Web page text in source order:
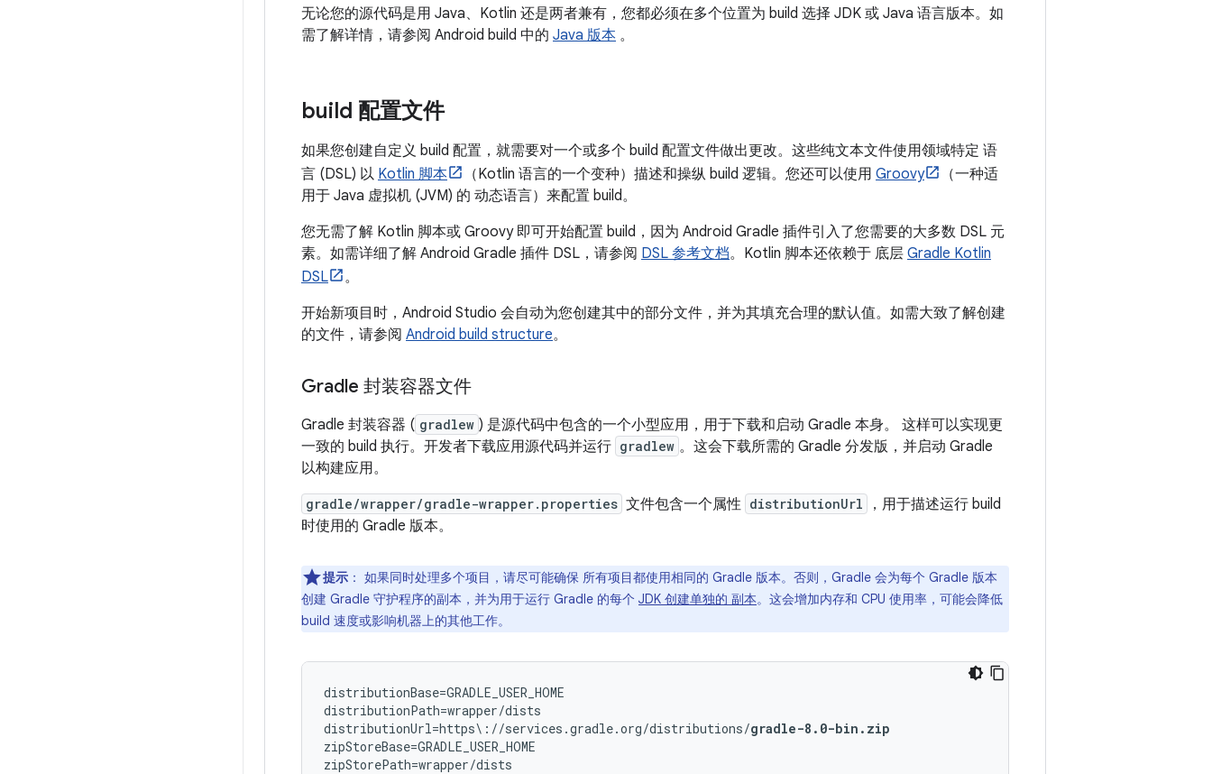
无论您的源代码是用 Java、Kotlin 还是两者兼有，您都必须在多个位置为 build 选择 JDK 或 Java 语言版本。如
需了解详情，请参阅 Android build 中的 Java 版本 。
build 配置文件
如果您创建自定义 build 配置，就需要对一个或多个 build 配置文件做出更改。这些纯文本文件使用领域特定 语
言 (DSL) 以 Kotlin 脚本 （Kotlin 语言的一个变种）描述和操纵 build 逻辑。您还可以使用 Groovy
（一种适
用于 Java 虚拟机 (JVM) 的 动态语言）来配置 build。
您无需了解 Kotlin 脚本或 Groovy 即可开始配置 build，因为 Android Gradle 插件引入了您需要的大多数 DSL 元
素。如需详细了解 Android Gradle 插件 DSL，请参阅 DSL 参考文档。Kotlin 脚本还依赖于 底层 Gradle Kotlin
DSL
。
开始新项目时，Android Studio 会自动为您创建其中的部分文件，并为其填充合理的默认值。如需大致了解创建
的文件，请参阅 Android build structure。
Gradle 封装容器文件
Gradle 封装容器 ( gradlew ) 是源代码中包含的一个小型应用，用于下载和启动 Gradle 本身。 这样可以实现更
一致的 build 执行。开发者下载应用源代码并运行 gradlew 。这会下载所需的 Gradle 分发版，并启动 Gradle
以构建应用。
gradle/wrapper/gradle-wrapper.properties 文件包含一个属性 distributionUrl
，用于描述运行 build
时使用的 Gradle 版本。
提示 ： 如果同时处理多个项目，请尽可能确保 所有项目都使用相同的 Gradle 版本。否则，Gradle 会为每个 Gradle 版本
创建 Gradle 守护程序的副本，并为用于运行 Gradle 的每个 JDK 创建单独的 副本。这会增加内存和 CPU 使用率，可能会降低
build 速度或影响机器上的其他工作。
distributionBase=GRADLE_USER_HOME
distributionPath=wrapper/dists
distributionUrl=https\://services.gradle.org/distributions/gradle-8.0-bin.zip
zipStoreBase=GRADLE_USER_HOME